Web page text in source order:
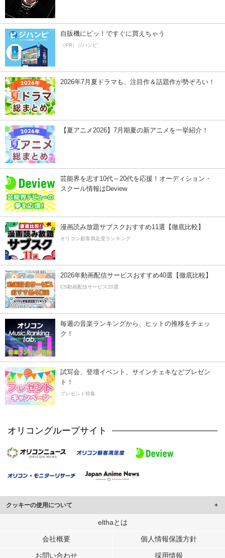
自販機にピッ！ですぐに買えちゃう
（PR）ジハンピ
2026年7月夏ドラマも、注目作＆話題作が勢ぞろい！
【夏アニメ2026】7月期夏の新アニメを一挙紹介！
芸能界を志す10代～20代を応援！オーディション・
スクール情報はDeview
漫画読み放題サブスクおすすめ11選【徹底比較】
オリコン顧客満足度ランキング
2026年動画配信サービスおすすめ40選【徹底比較】
CS動画配信サービス20選
毎週の音楽ランキングから、ヒットの推移をチェッ
ク！
試写会、登壇イベント、サインチェキなどプレゼン
ト！
プレゼント特集
オリコングループサイト
クッキーの使用について
このサイトでは Cookie を使用して、ユーザーに合わせたコンテンツや広告の
行っています。
メディアや広告配信、データ解析の各パートナーに提供しています。
elthaとは
会社概要 個人情報保護方針
お問い合わせ 採用情報